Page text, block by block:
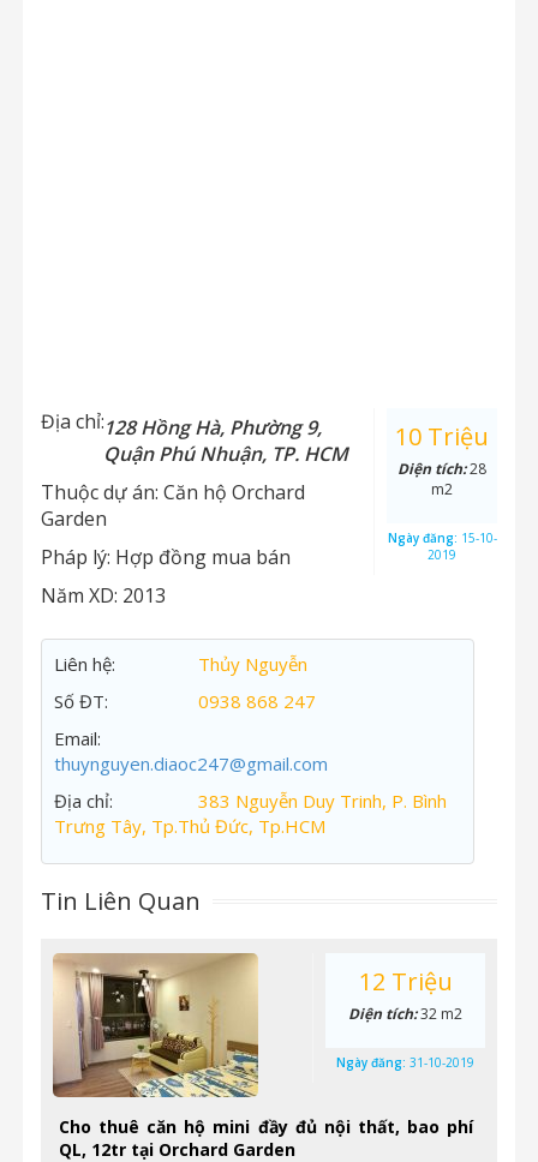
Địa chỉ:128 Hồng Hà, Phường 9,
Quận Phú Nhuận, TP. HCM
Thuộc dự án: Căn hộ Orchard
Garden
Pháp lý: Hợp đồng mua bán
Năm XD: 2013
10 Triệu
Diện tích:28
m2
Ngày đăng: 15-10-
2019
Liên hệ:
Thủy Nguyễn
Số ĐT:
0938 868 247
Email:
thuynguyen.diaoc247@gmail.com
Địa chỉ:
383 Nguyễn Duy Trinh, P. Bình
Trưng Tây, Tp.Thủ Đức, Tp.HCM
Tin Liên Quan
Cho thuê căn hộ mini đầy đủ nội thất, bao phí
QL, 12tr tại Orchard Garden
12 Triệu
Diện tích:32 m2
Ngày đăng: 31-10-2019